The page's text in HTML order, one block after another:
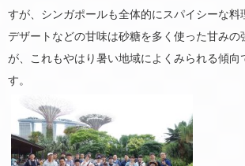
すが、シンガポールも全体的にスパイシーな料
デザートなどの甘味は砂糖を多く使った甘みの
が、これもやはり暑い地域によくみられる傾向
す。